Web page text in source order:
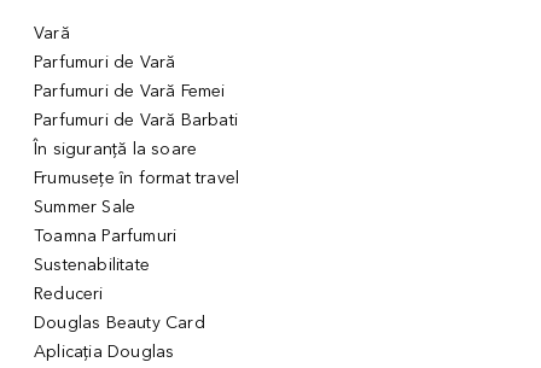
Vară
Parfumuri de Vară
Parfumuri de Vară Femei
Parfumuri de Vară Barbati
În siguranță la soare
Frumusețe în format travel
Summer Sale
Toamna Parfumuri
Sustenabilitate
Reduceri
Douglas Beauty Card
Aplicația Douglas